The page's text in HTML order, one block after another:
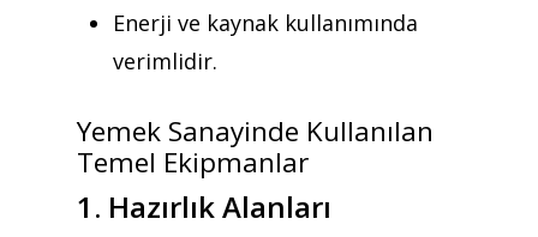
Enerji ve kaynak kullanımında
verimlidir.
Yemek Sanayinde Kullanılan
Temel Ekipmanlar
1. Hazırlık Alanları